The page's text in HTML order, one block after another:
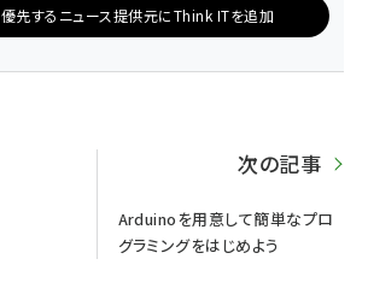
優先するニュース提供元にThink ITを追加
次の記事
Arduinoを用意して簡単なプロ
グラミングをはじめよう